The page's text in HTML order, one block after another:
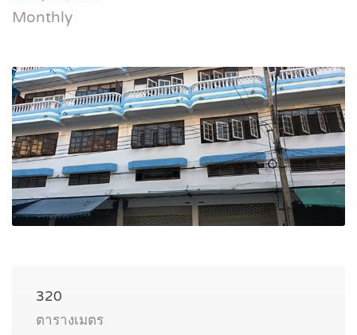
Monthly
320
ตารางเมตร